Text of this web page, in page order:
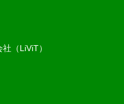
（LiViT）